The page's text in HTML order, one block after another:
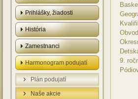
Prihlášky, žiadosti
História
Zamestnanci
Harmonogram podujatí
Plán podujatí
Naše akcie
9.